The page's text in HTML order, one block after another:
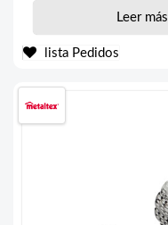
Leer más
lista Pedidos